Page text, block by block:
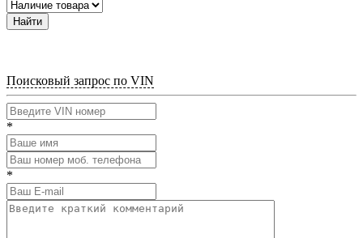
Найти
Поисковый запрос по VIN
*
*